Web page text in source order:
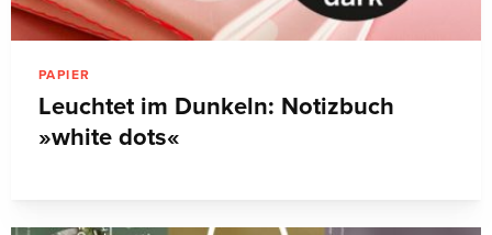
PAPIER
Leuchtet im Dunkeln: Notizbuch
»white dots«